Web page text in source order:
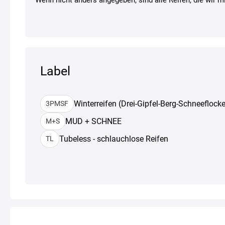
Label
3PMSF Winterreifen (Drei-Gipfel-Berg-
M+S MUD + SCHNEE
TL Tubeless - schlauchlose Reifen